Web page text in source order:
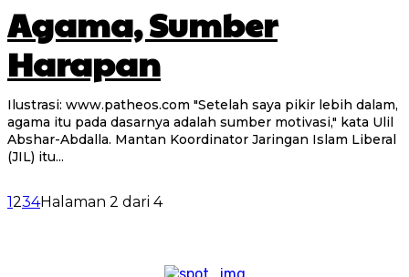
Agama, Sumber
Harapan
Ilustrasi: www.patheos.com "Setelah saya pikir lebih dalam,
agama itu pada dasarnya adalah sumber motivasi," kata Ulil
Abshar-Abdalla. Mantan Koordinator Jaringan Islam Liberal
(JIL) itu...
1234Halaman 2 dari 4